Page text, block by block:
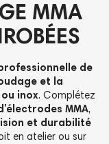
MMA
de
et la
inox. Complétez
MMA,
et durabilité
en atelier ou sur